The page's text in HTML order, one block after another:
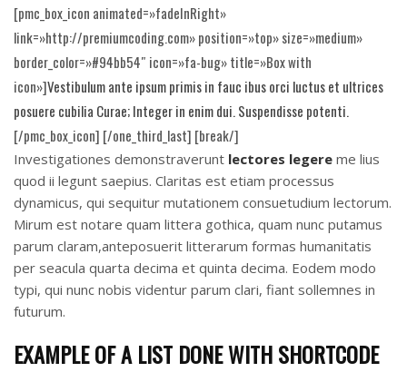
[pmc_box_icon animated=»fadeInRight»
link=»http://premiumcoding.com» position=»top» size=»medium»
border_color=»#94bb54″ icon=»fa-bug» title=»Box with
icon»]Vestibulum ante ipsum primis in fauc ibus orci luctus et ultrices
posuere cubilia Curae; Integer in enim dui. Suspendisse potenti.
[/pmc_box_icon] [/one_third_last] [break/]
Investigationes demonstraverunt lectores legere me lius
quod ii legunt saepius. Claritas est etiam processus
dynamicus, qui sequitur mutationem consuetudium lectorum.
Mirum est notare quam littera gothica, quam nunc putamus
parum claram,anteposuerit litterarum formas humanitatis
per seacula quarta decima et quinta decima. Eodem modo
typi, qui nunc nobis videntur parum clari, fiant sollemnes in
futurum.
EXAMPLE OF A LIST DONE WITH SHORTCODE